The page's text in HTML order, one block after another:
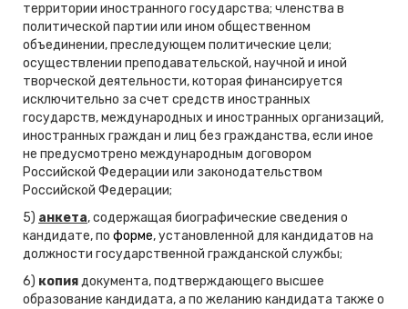
территории иностранного государства; членства в
политической партии или ином общественном
объединении, преследующем политические цели;
осуществлении преподавательской, научной и иной
творческой деятельности, которая финансируется
исключительно за счет средств иностранных
государств, международных и иностранных организаций,
иностранных граждан и лиц без гражданства, если иное
не предусмотрено международным договором
Российской Федерации или законодательством
Российской Федерации;
5) анкета, содержащая биографические сведения о
кандидате, по форме, установленной для кандидатов на
должности государственной гражданской службы;
6) копиядокумента, подтверждающего высшее
образование кандидата, а по желанию кандидата также о